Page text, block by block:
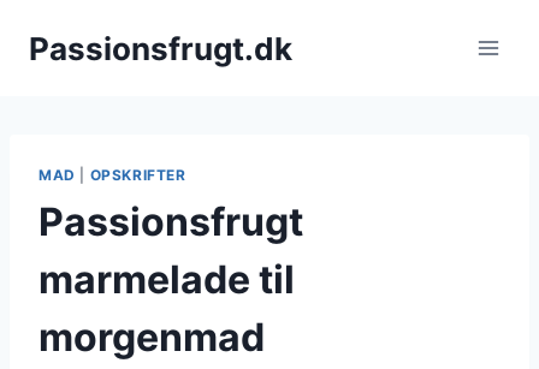
Passionsfrugt.dk
MAD OPSKRIFTER
Passionsfrugt
marmelade til
morgenmad